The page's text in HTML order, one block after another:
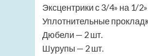
Эксцентрики с 3/4» на 1/
Уплотнительные
Дюбели — 2 шт.
Шурупы — 2 шт.